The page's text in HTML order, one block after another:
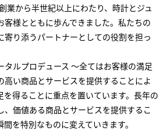
業から半世紀以上にわたり、時計とジュ
客様とともに歩んできました。私たちの
寄り添うパートナーとしての役割を担っ
タルプロデュース ～全てはお客様の満足
高い商品とサービスを提供することによ
を得ることに重点を置いています。長年の
、価値ある商品とサービスを提供するこ
を特別なものに変えていきます。